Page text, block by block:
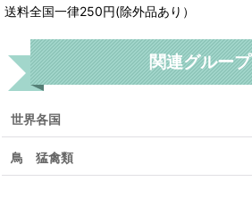
送料全国一律250円(除外品あり）
関連グループ
世界各国
鳥 猛禽類